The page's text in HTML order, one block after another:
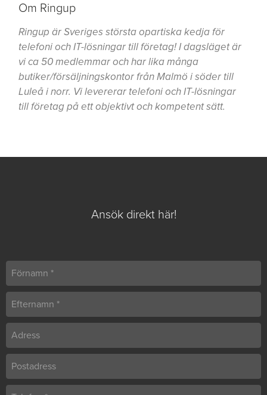
Om Ringup
Ringup är Sveriges största opartiska kedja för
telefoni och IT-lösningar till företag! I dagsläget är
vi ca 50 medlemmar och har lika många
butiker/försäljningskontor från Malmö i söder till
Luleå i norr. Vi levererar telefoni och IT-lösningar
till företag på ett objektivt och kompetent sätt.
Ansök direkt här!